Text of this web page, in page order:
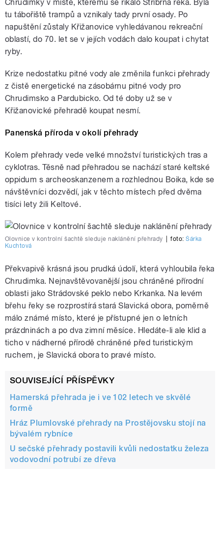
Chrudimky v místě, kterému se říkalo Stříbrná řeka. Byla
tu tábořiště trampů a vznikaly tady první osady. Po
napuštění zůstaly Křižanovice vyhledávanou rekreační
oblastí, do 70. let se v jejích vodách dalo koupat i chytat
ryby.
Krize nedostatku pitné vody ale změnila funkci přehrady
z čistě energetické na zásobárnu pitné vody pro
Chrudimsko a Pardubicko. Od té doby už se v
Křižanovické přehradě koupat nesmí.
Panenská příroda v okolí přehrady
Kolem přehrady vede velké množství turistických tras a
cyklotras. Těsně nad přehradou se nachází staré keltské
oppidum s archeoskanzenem a rozhlednou Boika, kde se
návštěvníci dozvědí, jak v těchto místech před dvěma
tisíci lety žili Keltové.
Olovnice v kontrolní šachtě sleduje naklánění přehrady foto:Šárka
Kuchtová
Překvapivě krásná jsou prudká údolí, která vyhloubila řeka
Chrudimka. Nejnavštěvovanější jsou chráněné přírodní
oblasti jako Strádovské peklo nebo Krkanka. Na levém
břehu řeky se rozprostírá stará Slavická obora, poměrně
málo známé místo, které je přístupné jen o letních
prázdninách a po dva zimní měsíce. Hledáte-li ale klid a
ticho v nádherné přírodě chráněné před turistickým
ruchem, je Slavická obora to pravé místo.
SOUVISEJÍCÍ PŘÍSPĚVKY
Hamerská přehrada je i ve 102 letech ve skvělé
formě
Hráz Plumlovské přehrady na Prostějovsku stojí na
bývalém rybníce
U sečské přehrady postavili kvůli nedostatku železa
vodovodní potrubí ze dřeva